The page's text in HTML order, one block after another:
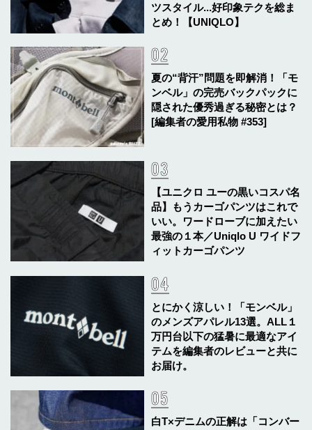
ツスタイル...好印象テクを総ま
とめ！【UNIQLO】
夏の“背汗”問題を即解消！「モ
ンベル」の完売バックパックに
隠された優秀過ぎる秘密とは？
[編集者の愛用私物 #353]
【ユニクロ ユーの黒いコスパ名
品】もうカーゴパンツはこれで
いい。ワードローブに加えたい
最強の１本／Uniqlo U ワイドフ
ィットカーゴパンツ
とにかく涼しい！「モンベル」
のメンズアパレル13選。ALL１
万円台以下の猛暑に最適なアイ
テムを編集者のレビューと共に
お届け。
白T×デニムの正解は「コンバー